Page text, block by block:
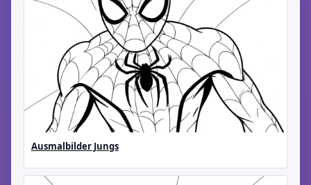
Ausmalbilder Jungs